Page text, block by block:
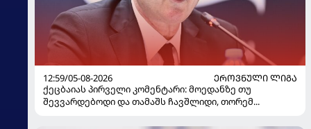
12:59/05-08-2026
ᲔᲠᲝᲕᲜᲣᲚᲘ ᲚᲘᲒᲐ
ქეცბაიას პირველი კომენტარი: მოედანზე თუ
შევვარდებოდი და თამაშს ჩავშლიდი, თორემ...